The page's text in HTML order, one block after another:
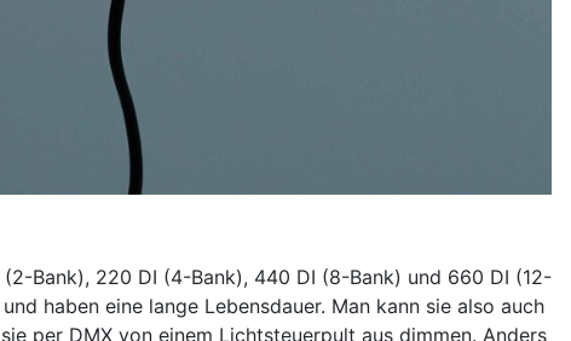
Bank), 220 DI (4-Bank), 440 DI (8-Bank) und 660 DI (12-
haben eine lange Lebensdauer. Man kann sie also auch
per DMX von einem Lichtsteuerpult aus dimmen. Anders